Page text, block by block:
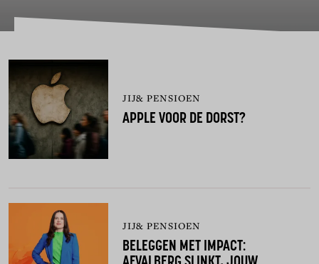
JIJ& PENSIOEN
APPLE VOOR DE DORST?
JIJ& PENSIOEN
BELEGGEN MET IMPACT: